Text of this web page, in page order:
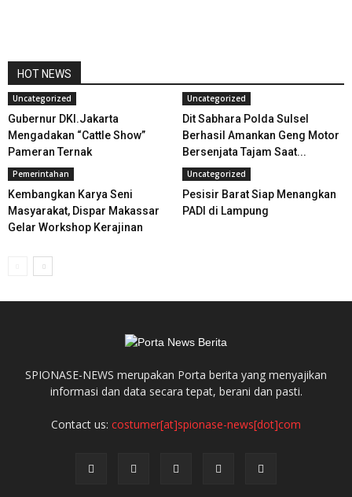
HOT NEWS
Uncategorized
Gubernur DKI.Jakarta
Mengadakan “Cattle Show”
Pameran Ternak
Uncategorized
Dit Sabhara Polda Sulsel
Berhasil Amankan Geng Motor
Bersenjata Tajam Saat...
Pemerintahan
Kembangkan Karya Seni
Masyarakat, Dispar Makassar
Gelar Workshop Kerajinan
Uncategorized
Pesisir Barat Siap Menangkan
PADI di Lampung
SPIONASE-NEWS merupakan Porta berita yang menyajikan
informasi dan data secara tepat, berani dan pasti.
Contact us: costumer[at]spionase-news[dot]com